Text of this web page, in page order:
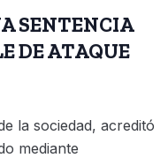
SENTENCIA
DE ATAQUE
la sociedad, acreditó
mediante